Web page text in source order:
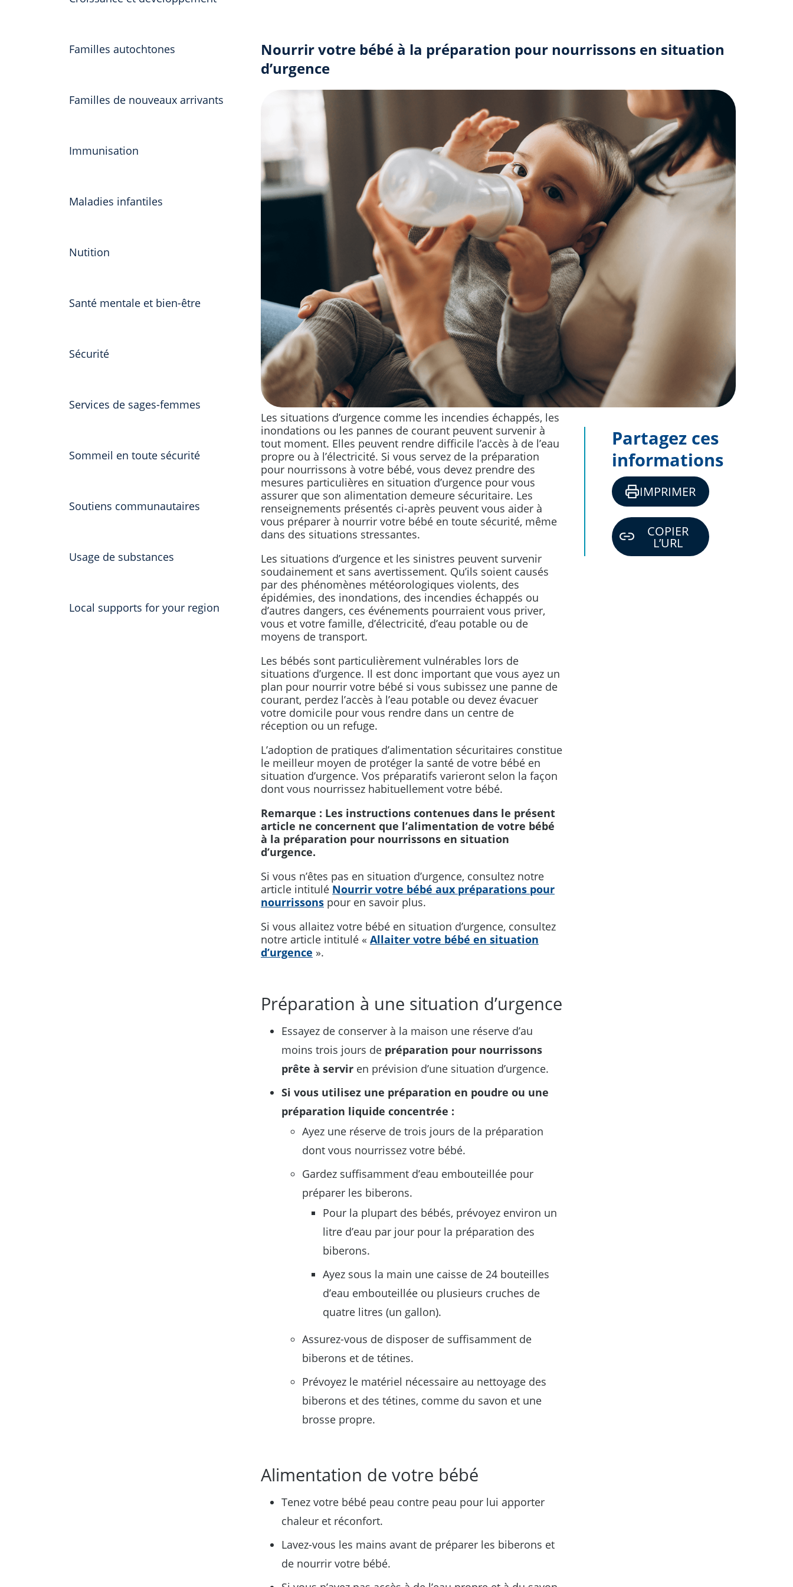
Familles autochtones
Familles de nouveaux arrivants
Immunisation
Maladies infantiles
Nutition
Santé mentale et bien-être
Sécurité
Services de sages-femmes
Sommeil en toute sécurité
Soutiens communautaires
Usage de substances
Local supports for your region
Nourrir votre bébé à la préparation pour nourrissons en situation
d’urgence
Les situations d’urgence comme les incendies échappés, les
inondations ou les pannes de courant peuvent survenir à
tout moment. Elles peuvent rendre difficile l’accès à de l’eau
propre ou à l’électricité. Si vous servez de la préparation
pour nourrissons à votre bébé, vous devez prendre des
mesures particulières en situation d’urgence pour vous
assurer que son alimentation demeure sécuritaire. Les
renseignements présentés ci-après peuvent vous aider à
vous préparer à nourrir votre bébé en toute sécurité, même
dans des situations stressantes.
Les situations d’urgence et les sinistres peuvent survenir
soudainement et sans avertissement. Qu’ils soient causés
par des phénomènes météorologiques violents, des
épidémies, des inondations, des incendies échappés ou
d’autres dangers, ces événements pourraient vous priver,
vous et votre famille, d’électricité, d’eau potable ou de
moyens de transport.
Les bébés sont particulièrement vulnérables lors de
situations d’urgence. Il est donc important que vous ayez un
plan pour nourrir votre bébé si vous subissez une panne de
courant, perdez l’accès à l’eau potable ou devez évacuer
votre domicile pour vous rendre dans un centre de
réception ou un refuge.
L’adoption de pratiques d’alimentation sécuritaires constitue
le meilleur moyen de protéger la santé de votre bébé en
situation d’urgence. Vos préparatifs varieront selon la façon
dont vous nourrissez habituellement votre bébé.
Remarque : Les instructions contenues dans le présent
article ne concernent que l’alimentation de votre bébé
à la préparation pour nourrissons en situation
d’urgence.
Si vous n’êtes pas en situation d’urgence, consultez notre
article intitulé Nourrir votre bébé aux préparations pour
nourrissons pour en savoir plus.
Si vous allaitez votre bébé en situation d’urgence, consultez
notre article intitulé « Allaiter votre bébé en situation
d’urgence ».
Préparation à une situation d’urgence
Essayez de conserver à la maison une réserve d’au
moins trois jours de préparation pour nourrissons
prête à servir en prévision d’une situation d’urgence.
Si vous utilisez une préparation en poudre ou une
préparation liquide concentrée :
Ayez une réserve de trois jours de la préparation
dont vous nourrissez votre bébé.
Gardez suffisamment d’eau embouteillée pour
préparer les biberons.
Pour la plupart des bébés, prévoyez environ un
litre d’eau par jour pour la préparation des
biberons.
Ayez sous la main une caisse de 24 bouteilles
d’eau embouteillée ou plusieurs cruches de
quatre litres (un gallon).
Assurez-vous de disposer de suffisamment de
biberons et de tétines.
Prévoyez le matériel nécessaire au nettoyage des
biberons et des tétines, comme du savon et une
brosse propre.
Alimentation de votre bébé
Tenez votre bébé peau contre peau pour lui apporter
chaleur et réconfort.
Lavez-vous les mains avant de préparer les biberons et
de nourrir votre bébé.
Partagez ces
informations
IMPRIMER
COPIER
L’URL